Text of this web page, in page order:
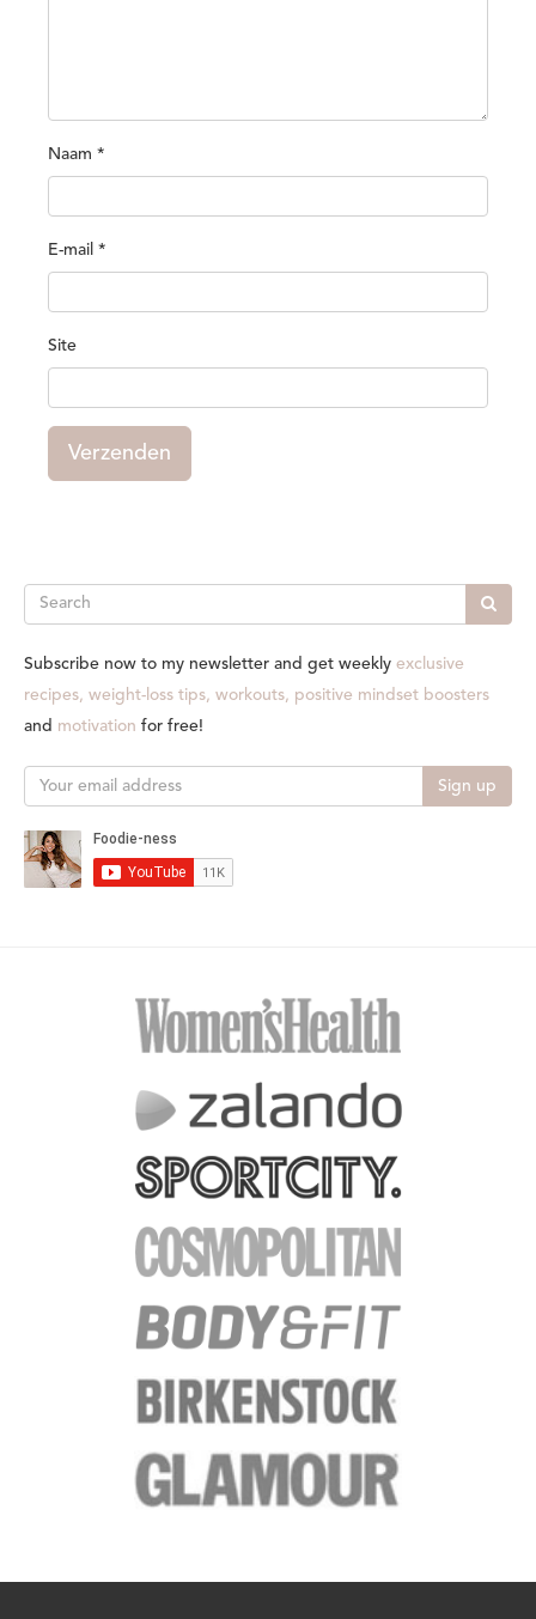
Naam *
E-mail *
Site
Verzenden
Search
Subscribe now to my newsletter and get weekly exclusive
recipes, weight-loss tips, workouts, positive mindset boosters
and motivation for free!